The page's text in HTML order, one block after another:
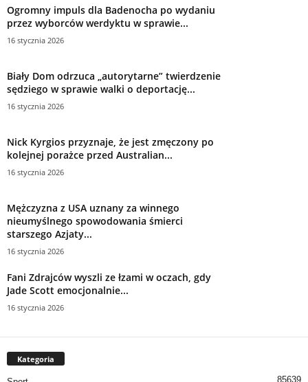
Ogromny impuls dla Badenocha po wydaniu
przez wyborców werdyktu w sprawie...
16 stycznia 2026
Biały Dom odrzuca „autorytarne” twierdzenie
sędziego w sprawie walki o deportację...
16 stycznia 2026
Nick Kyrgios przyznaje, że jest zmęczony po
kolejnej porażce przed Australian...
16 stycznia 2026
Mężczyzna z USA uznany za winnego
nieumyślnego spowodowania śmierci
starszego Azjaty...
16 stycznia 2026
Fani Zdrajców wyszli ze łzami w oczach, gdy
Jade Scott emocjonalnie...
16 stycznia 2026
Kategoria
85639